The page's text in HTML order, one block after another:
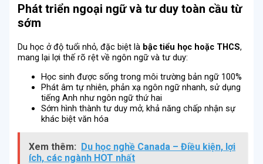
Phát triển ngoại ngữ và tư duy toàn cầu từ
sớm
Du học ở độ tuổi nhỏ, đặc biệt là bậc tiểu học hoặc THCS,
mang lại lợi thế rõ rệt về ngôn ngữ và tư duy:
Học sinh được sống trong môi trường bản ngữ 100%
Phát âm tự nhiên, phản xạ ngôn ngữ nhanh, sử dụng
tiếng Anh như ngôn ngữ thứ hai
Sớm hình thành tư duy mở, khả năng chấp nhận sự
khác biệt văn hóa
Xem thêm: Du học nghề Canada – Điều kiện, lợi
ích, các ngành HOT nhất